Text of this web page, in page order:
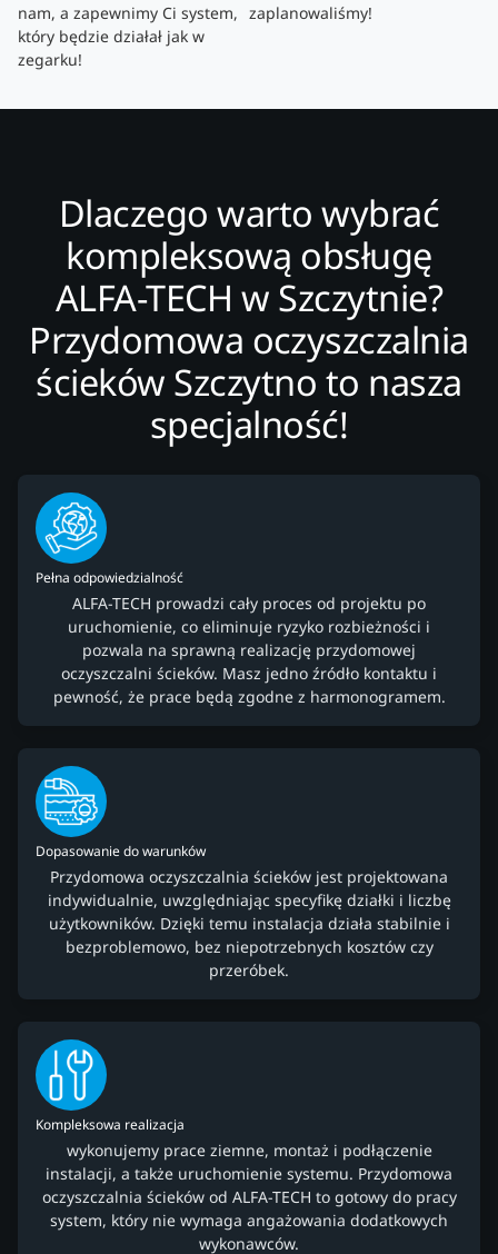
nam, a zapewnimy Ci system,
który będzie działał jak w
zegarku!
zaplanowaliśmy!
Dlaczego warto wybrać
kompleksową obsługę
ALFA-TECH w Szczytnie?
Przydomowa oczyszczalnia
ścieków Szczytno to nasza
specjalność!
Pełna odpowiedzialność
ALFA-TECH prowadzi cały proces od projektu po
uruchomienie, co eliminuje ryzyko rozbieżności i
pozwala na sprawną realizację przydomowej
oczyszczalni ścieków. Masz jedno źródło kontaktu i
pewność, że prace będą zgodne z harmonogramem.
Dopasowanie do warunków
Przydomowa oczyszczalnia ścieków jest projektowana
indywidualnie, uwzględniając specyfikę działki i liczbę
użytkowników. Dzięki temu instalacja działa stabilnie i
bezproblemowo, bez niepotrzebnych kosztów czy
przeróbek.
Kompleksowa realizacja
wykonujemy prace ziemne, montaż i podłączenie
instalacji, a także uruchomienie systemu. Przydomowa
oczyszczalnia ścieków od ALFA-TECH to gotowy do pracy
system, który nie wymaga angażowania dodatkowych
wykonawców.